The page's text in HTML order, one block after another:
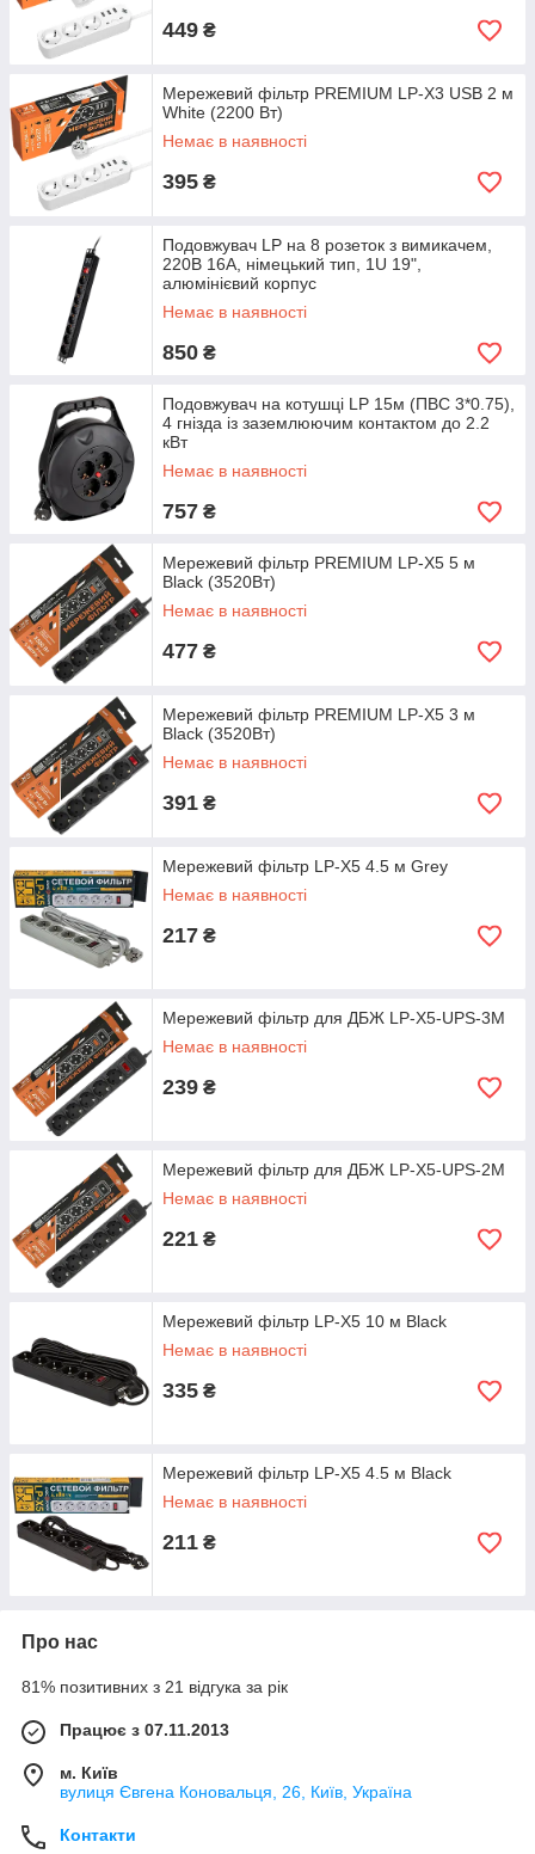
449 ₴
Мережевий фільтр PREMIUM LP-X3 USB 2 м
White (2200 Вт)
Немає в наявності
395 ₴
Подовжувач LP на 8 розеток з вимикачем,
220В 16A, німецький тип, 1U 19",
алюмінієвий корпус
Немає в наявності
850 ₴
Подовжувач на котушці LP 15м (ПВС 3*0.75),
4 гнізда із заземлюючим контактом до 2.2
кВт
Немає в наявності
757 ₴
Мережевий фільтр PREMIUM LP-X5 5 м
Black (3520Вт)
Немає в наявності
477 ₴
Мережевий фільтр PREMIUM LP-X5 3 м
Black (3520Вт)
Немає в наявності
391 ₴
Мережевий фільтр LP-X5 4.5 м Grey
Немає в наявності
217 ₴
Мережевий фільтр для ДБЖ LP-X5-UPS-3M
Немає в наявності
239 ₴
Мережевий фільтр для ДБЖ LP-X5-UPS-2M
Немає в наявності
221 ₴
Мережевий фільтр LP-X5 10 м Black
Немає в наявності
335 ₴
Мережевий фільтр LP-X5 4.5 м Black
Немає в наявності
211 ₴
Про нас
81% позитивних з 21 відгука за рік
Працює з 07.11.2013
м. Київ
вулиця Євгена Коновальця, 26, Київ, Україна
Контакти